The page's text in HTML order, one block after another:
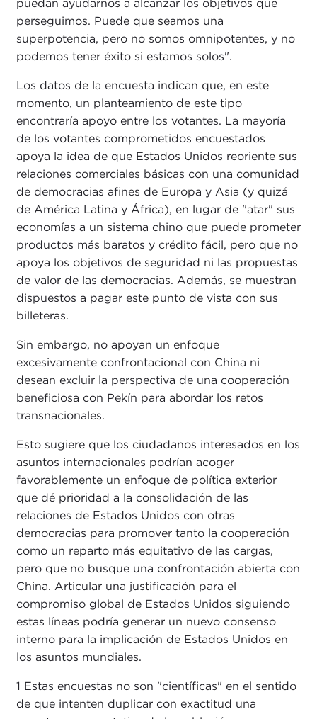
puedan ayudarnos a alcanzar los objetivos que
perseguimos. Puede que seamos una
superpotencia, pero no somos omnipotentes, y no
podemos tener éxito si estamos solos".
Los datos de la encuesta indican que, en este
momento, un planteamiento de este tipo
encontraría apoyo entre los votantes. La mayoría
de los votantes comprometidos encuestados
apoya la idea de que Estados Unidos reoriente sus
relaciones comerciales básicas con una comunidad
de democracias afines de Europa y Asia (y quizá
de América Latina y África), en lugar de "atar" sus
economías a un sistema chino que puede prometer
productos más baratos y crédito fácil, pero que no
apoya los objetivos de seguridad ni las propuestas
de valor de las democracias. Además, se muestran
dispuestos a pagar este punto de vista con sus
billeteras.
Sin embargo, no apoyan un enfoque
excesivamente confrontacional con China ni
desean excluir la perspectiva de una cooperación
beneficiosa con Pekín para abordar los retos
transnacionales.
Esto sugiere que los ciudadanos interesados en los
asuntos internacionales podrían acoger
favorablemente un enfoque de política exterior
que dé prioridad a la consolidación de las
relaciones de Estados Unidos con otras
democracias para promover tanto la cooperación
como un reparto más equitativo de las cargas,
pero que no busque una confrontación abierta con
China. Articular una justificación para el
compromiso global de Estados Unidos siguiendo
estas líneas podría generar un nuevo consenso
interno para la implicación de Estados Unidos en
los asuntos mundiales.
1 Estas encuestas no son "científicas" en el sentido
de que intenten duplicar con exactitud una